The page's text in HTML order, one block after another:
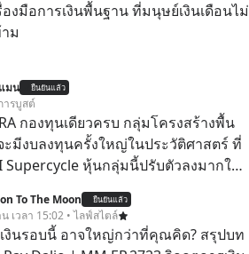
องมือการเงินพื้นฐาน ที่มนุษย์เงินเดือนไม่
ม
มน ยืนยันแล้ว
ารบูสต์
กองทุนเดียวครบ กลุ่มโครงสร้างพื้น
ะมีงบลงทุนครั้งใหญ่ในประวัติศาสตร์ ที่
Supercycle หุ้นกลุ่มนี้ปรับตัวลงมากใน
างต่อเนื่อง ซึ่งต้องการโครงสร้างพื้น
จำนวนมาก ตั้งแต่เมโมรีชิป เก็บข้อมูล
To The Moon ยืนยันแล้ว
เวลา 15:02 • ไลฟ์สไตล์
งินรอบนี้ อาจใหญ่กว่าที่คุณคิด? สรุปบท